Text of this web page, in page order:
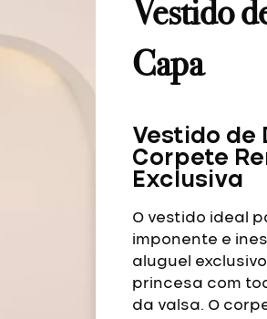
Vestido
Capa
Vestido de
Corpete
Exclusiva
O vestido ideal
imponente e
aluguel
princesa com
da valsa. O